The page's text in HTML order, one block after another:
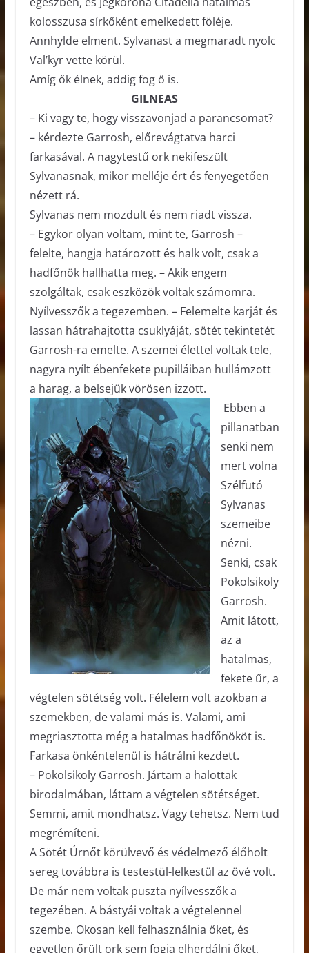
kolosszusa sírkőként emelkedett föléje.
Annhylde elment. Sylvanast a megmaradt nyolc
Val’kyr vette körül.
Amíg ők élnek, addig fog ő is.
GILNEAS
– Ki vagy te, hogy visszavonjad a parancsomat?
– kérdezte Garrosh, előrevágtatva harci
farkasával. A nagytestű ork nekifeszült
Sylvanasnak, mikor melléje ért és fenyegetően
nézett rá.
Sylvanas nem mozdult és nem riadt vissza.
– Egykor olyan voltam, mint te, Garrosh –
felelte, hangja határozott és halk volt, csak a
hadfőnök hallhatta meg. – Akik engem
szolgáltak, csak eszközök voltak számomra.
Nyílvesszők a tegezemben. – Felemelte karját és
lassan hátrahajtotta csuklyáját, sötét tekintetét
Garrosh-ra emelte. A szemei élettel voltak tele,
nagyra nyílt ébenfekete pupilláiban hullámzott
a harag, a belsejük vörösen izzott.
Ebben a
pillanatban
senki nem
mert volna
Szélfutó
Sylvanas
szemeibe
nézni.
Senki, csak
Pokolsikoly
Garrosh.
Amit látott,
az a
hatalmas,
fekete űr, a
végtelen sötétség volt. Félelem volt azokban a
szemekben, de valami más is. Valami, ami
megriasztotta még a hatalmas hadfőnököt is.
Farkasa önkéntelenül is hátrálni kezdett.
– Pokolsikoly Garrosh. Jártam a halottak
birodalmában, láttam a végtelen sötétséget.
Semmi, amit mondhatsz. Vagy tehetsz. Nem tud
megrémíteni.
A Sötét Úrnőt körülvevő és védelmező élőholt
sereg továbbra is testestül-lelkestül az övé volt.
De már nem voltak puszta nyílvesszők a
tegezében. A bástyái voltak a végtelennel
szembe. Okosan kell felhasználnia őket, és
egyetlen őrült ork sem fogja elherdálni őket,